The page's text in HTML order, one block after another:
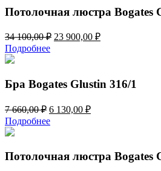
Потолочная люстра Bogates
34 100,00₽ Первоначальная
100,00 ₽.
23 900,00 ₽Текущая
Подробнее
Бра Bogates Glustin 316/1
7 660,00₽ Первоначальная
цена
составляла
660,00 ₽.
6 130,00 ₽Текущая
Подробнее
Потолочная люстра Bogates